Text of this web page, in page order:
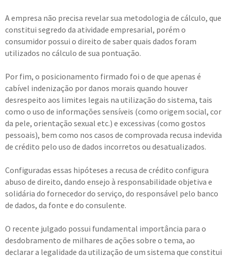
A empresa não precisa revelar sua metodologia de cálculo, que
constitui segredo da atividade empresarial, porém o
consumidor possui o direito de saber quais dados foram
utilizados no cálculo de sua pontuação.
Por fim, o posicionamento firmado foi o de que apenas é
cabível indenização por danos morais quando houver
desrespeito aos limites legais na utilização do sistema, tais
como o uso de informações sensíveis (como origem social, cor
da pele, orientação sexual etc.) e excessivas (como gostos
pessoais), bem como nos casos de comprovada recusa indevida
de crédito pelo uso de dados incorretos ou desatualizados.
Configuradas essas hipóteses a recusa de crédito configura
abuso de direito, dando ensejo à responsabilidade objetiva e
solidária do fornecedor do serviço, do responsável pelo banco
de dados, da fonte e do consulente.
O recente julgado possui fundamental importância para o
desdobramento de milhares de ações sobre o tema, ao
declarar a legalidade da utilização de um sistema que constitui